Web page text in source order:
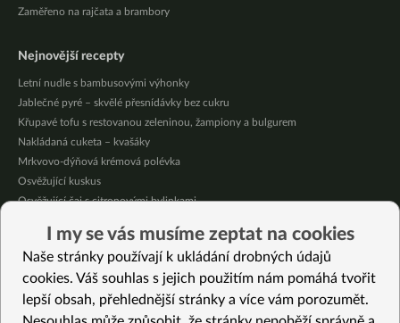
Zaměřeno na rajčata a brambory
Nejnovější recepty
Letní nudle s bambusovými výhonky
Jablečné pyré – skvělé přesnídávky bez cukru
Křupavé tofu s restovanou zeleninou, žampiony a bulgurem
Nakládaná cuketa – kvašáky
Mrkvovo-dýňová krémová polévka
Osvěžující kuskus
Osvěžující čaj s citronovými bylinkami
Čokoládové muffiny s mangovým krémem
Meruňky a jablka v citrónovém želé
Vybrané recepty
I my se vás musíme zeptat na cookies
Naše stránky používají k ukládání drobných údajů
cookies. Váš souhlas s jejich použitím nám pomáhá tvořit
lepší obsah, přehlednější stránky a více vám porozumět.